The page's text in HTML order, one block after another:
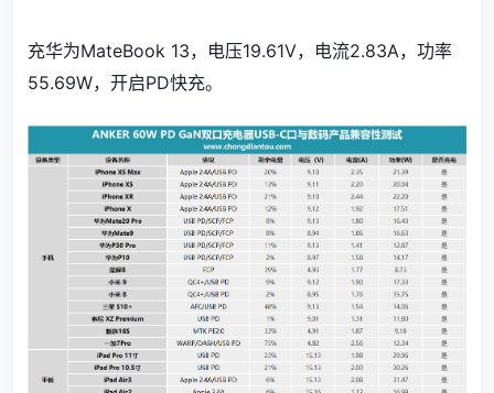
充华为MateBook 13，电压19.61V，电流2.83A，功率
55.69W，开启PD快充。